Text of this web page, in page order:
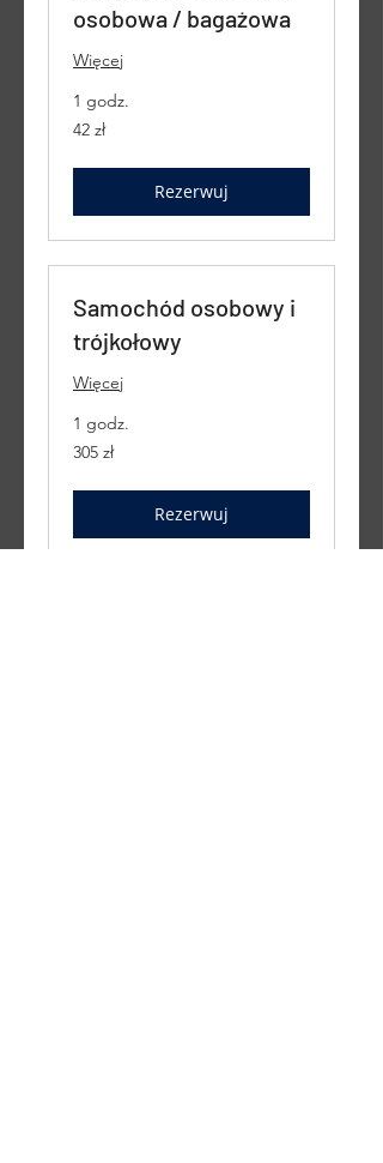
osobowa / bagażowa
Więcej
1 godz.
42
złote
42 zł
Rezerwuj
Samochód osobowy i
trójkołowy
Więcej
1 godz.
305
złotych
305 zł
Rezerwuj